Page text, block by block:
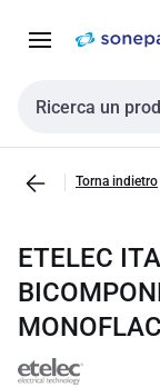
navigazione alla
Cerca input
Torna indietro
ETELEC